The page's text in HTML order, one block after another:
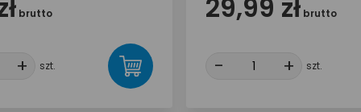
brutto
+ +
szt.
29,99 zł brutto
- + +
szt.